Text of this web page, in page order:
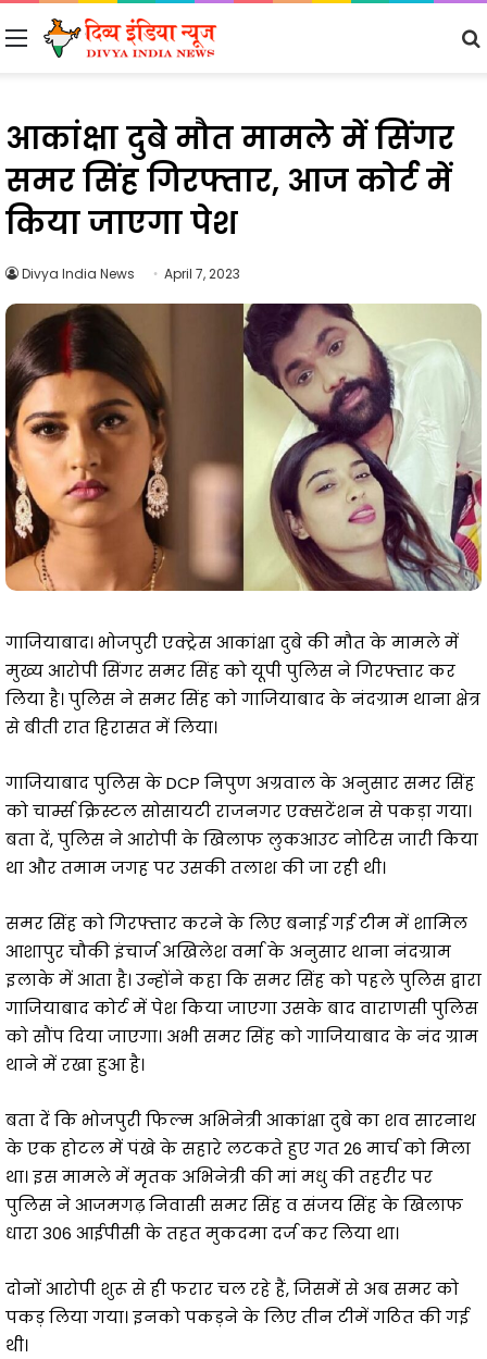
Menu
आकांक्षा दुबे मौत मामले में सिंगर
समर सिंह गिरफ्तार, आज कोर्ट में
किया जाएगा पेश
Divya India News April 7, 2023
गाजियाबाद। भोजपुरी एक्ट्रेस आकांक्षा दुबे की मौत के मामले में
मुख्य आरोपी सिंगर समर सिंह को यूपी पुलिस ने गिरफ्तार कर
लिया है। पुलिस ने समर सिंह को गाजियाबाद के नंदग्राम थाना क्षेत्र
से बीती रात हिरासत में लिया।
गाजियाबाद पुलिस के DCP निपुण अग्रवाल के अनुसार समर सिंह
को चार्म्स क्रिस्टल सोसायटी राजनगर एक्सटेंशन से पकड़ा गया।
बता दें, पुलिस ने आरोपी के खिलाफ लुकआउट नोटिस जारी किया
था और तमाम जगह पर उसकी तलाश की जा रही थी।
समर सिंह को गिरफ्तार करने के लिए बनाई गई टीम में शामिल
आशापुर चौकी इंचार्ज अखिलेश वर्मा के अनुसार थाना नंदग्राम
इलाके में आता है। उन्होंने कहा कि समर सिंह को पहले पुलिस द्वारा
गाजियाबाद कोर्ट में पेश किया जाएगा उसके बाद वाराणसी पुलिस
को सौंप दिया जाएगा। अभी समर सिंह को गाजियाबाद के नंद ग्राम
थाने में रखा हुआ है।
बता दें कि भोजपुरी फिल्म अभिनेत्री आकांक्षा दुबे का शव सारनाथ
के एक होटल में पंखे के सहारे लटकते हुए गत 26 मार्च को मिला
था। इस मामले में मृतक अभिनेत्री की मां मधु की तहरीर पर
पुलिस ने आजमगढ़ निवासी समर सिंह व संजय सिंह के खिलाफ
धारा 306 आईपीसी के तहत मुकदमा दर्ज कर लिया था।
दोनों आरोपी शुरू से ही फरार चल रहे हैं, जिसमें से अब समर को
पकड़ लिया गया। इनको पकड़ने के लिए तीन टीमें गठित की गई
थी।